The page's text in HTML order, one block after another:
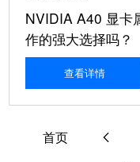
NVIDIA A40 显卡
作的强大选择吗？
查看详情
首页